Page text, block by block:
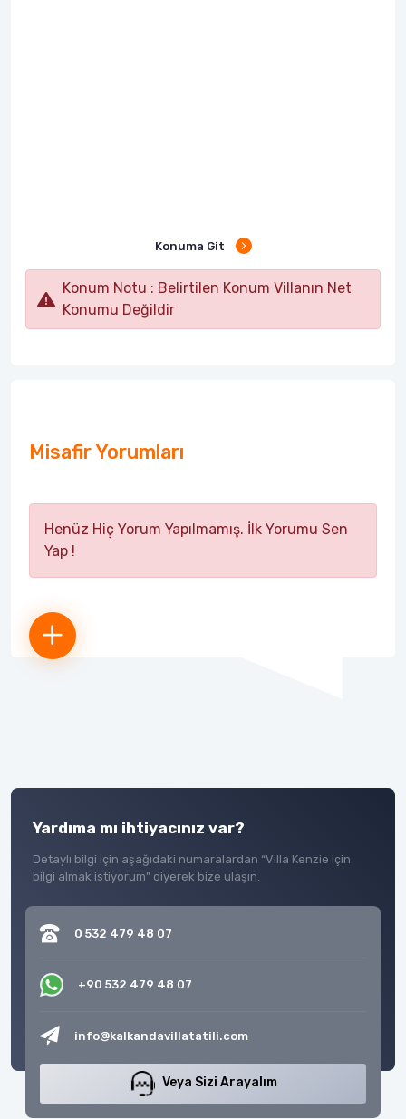
Konuma Git
Konum Notu : Belirtilen Konum Villanın Net
Konumu Değildir
Misafir Yorumları
Henüz Hiç Yorum Yapılmamış. İlk Yorumu Sen
Yap !
Yardıma mı ihtiyacınız var?
Detaylı bilgi için aşağıdaki numaralardan “Villa Kenzie için
bilgi almak istiyorum” diyerek bize ulaşın.
0 532 479 48 07
+90 532 479 48 07
info@kalkandavillatatili.com
Veya Sizi Arayalım